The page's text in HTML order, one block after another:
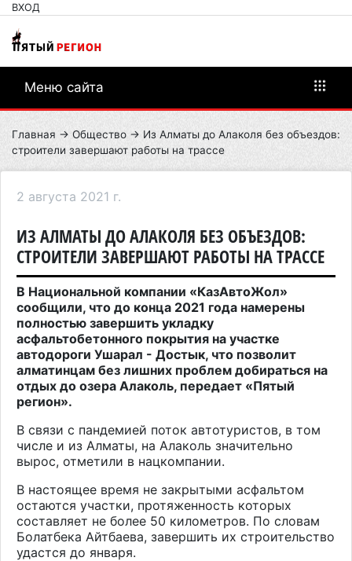
ВХОД
Меню сайта
Главная → Общество → Из Алматы до Алаколя без объездов:
строители завершают работы на трассе
2 августа 2021 г.
ИЗ АЛМАТЫ ДО АЛАКОЛЯ БЕЗ ОБЪЕЗДОВ:
СТРОИТЕЛИ ЗАВЕРШАЮТ РАБОТЫ НА ТРАССЕ
В Национальной компании «КазАвтоЖол»
сообщили, что до конца 2021 года намерены
полностью завершить укладку
асфальтобетонного покрытия на участке
автодороги Ушарал - Достык, что позволит
алматинцам без лишних проблем добираться на
отдых до озера Алаколь, передает «Пятый
регион».
В связи с пандемией поток автотуристов, в том
числе и из Алматы, на Алаколь значительно
вырос, отметили в нацкомпании.
В настоящее время не закрытыми асфальтом
остаются участки, протяженность которых
составляет не более 50 километров. По словам
Болатбека Айтбаева, завершить их строительство
удастся до января.